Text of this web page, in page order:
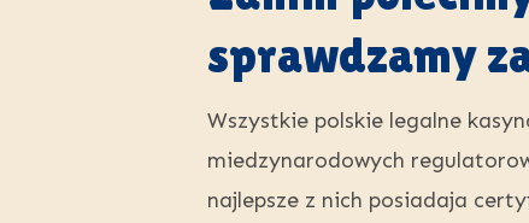
sprawdzamy
Wszystkie polskie legalne
miedzynarodowych
najlepsze z nich posiadaja